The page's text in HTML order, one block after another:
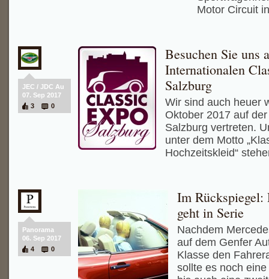
Motor Circuit
JEC / JDC Au
07. Sep 2017
3
0
Besuchen Sie uns
Internationalen
Salzburg
Wir sind auch heuer
Oktober 2017 auf
Salzburg vertreten.
unter dem Motto
Hochzeitskleid“
Panorama
06. Sep 2017
4
0
Im Rückspiegel:
geht in Serie
Nachdem
auf dem Genfer
Klasse den
sollte es noch